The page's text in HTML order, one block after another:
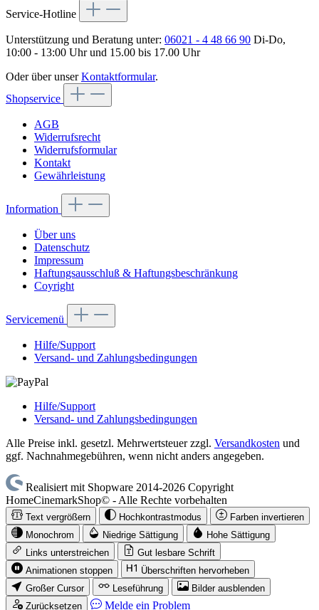
Service-Hotline
Unterstützung und Beratung unter: 06021 - 4 48 66 90 Di-Do,
10:00 - 13:00 Uhr und 15.00 bis 17.00 Uhr
Oder über unserKontaktformular.
Shopservice
AGB
Widerrufsrecht
Widerrufsformular
Kontakt
Gewährleistung
Information
Über uns
Datenschutz
Impressum
Haftungsausschluß & Haftungsbeschränkung
Coyright
Servicemenü
Hilfe/Support
Versand- und Zahlungsbedingungen
Hilfe/Support
Versand- und Zahlungsbedingungen
Alle Preise inkl. gesetzl. Mehrwertsteuer zzgl. Versandkosten und
ggf. Nachnahmegebühren, wenn nicht anders angegeben.
Realisiert mit Shopware 2014-2026 Copyright
HomeCinemarkShop© - Alle Rechte vorbehalten
Text vergrößern Hochkontrastmodus
Farben invertieren
Monochrom
Niedrige Sättigung
Hohe Sättigung
Links unterstreichen
Gut lesbare Schrift
Animationen stoppen
Überschriften hervorheben
Großer Cursor
Leseführung
Bilder ausblenden
Zurücksetzen
Melde ein Problem